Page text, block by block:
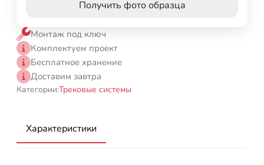
Получить фото образца
Монтаж под ключ
Комплектуем проект
Бесплатное хранение
Доставим завтра
Категории:Трековые системы
Характеристики